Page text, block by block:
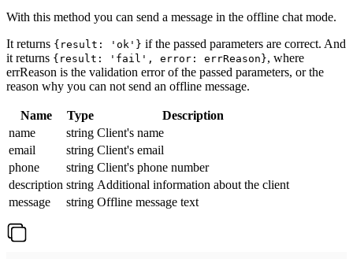
With this method you can send a message in the offline chat mode.
It returns {result: 'ok'} if the passed parameters are correct. And
it returns {result: 'fail', error: errReason}, where
errReason is the validation error of the passed parameters, or the
reason why you can not send an offline message.
Name Type
Description
name
string Client's name
email
string Client's email
phone
string Client's phone number
description string Additional information about the client
message
string Offline message text